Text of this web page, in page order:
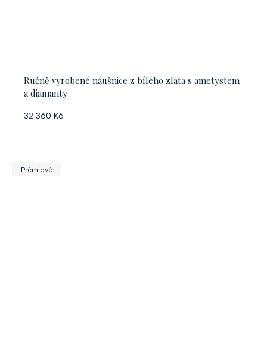
Ručně vyrobené náušnice z bílého zlata s ametystem
a diamanty
32 360 Kč
Prémiové